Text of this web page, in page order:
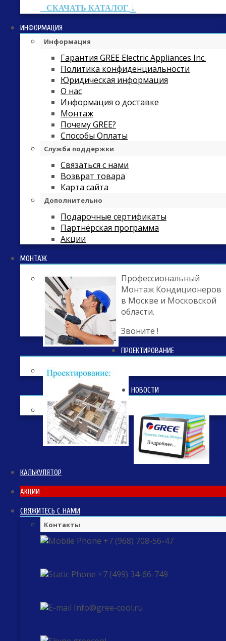
СКАЧАТЬ КАТАЛОГ ↓
ИНФОРМАЦИЯ
Информация
Гарантия GREE Electric Appliances Inc.
Политика конфиденциальности
Юридическая информация
О нас
Информация о доставке
Монтаж
Почему GREE?
Способы Оплаты
Служба поддержки
Связаться с нами
Возврат товара
Карта сайта
Дополнительно
Подарочные сертификаты
Партнёрская программа
Акции
МОНТАЖ
Профессиональный
Монтаж Кондиционеров
в Москве и Московской
области.
Звоните !
ПРОЕКТИРОВАНИЕ
НОВОСТИ
КАЛЬКУЛЯТОР
АКЦИИ
СВЯЖИТЕСЬ С НАМИ
Контакты
+7 (968) 708-56-47
+7 (499) 34-66-749
Info@gree-cool.ru